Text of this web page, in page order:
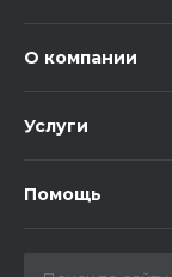
О компании
Услуги
Помощь